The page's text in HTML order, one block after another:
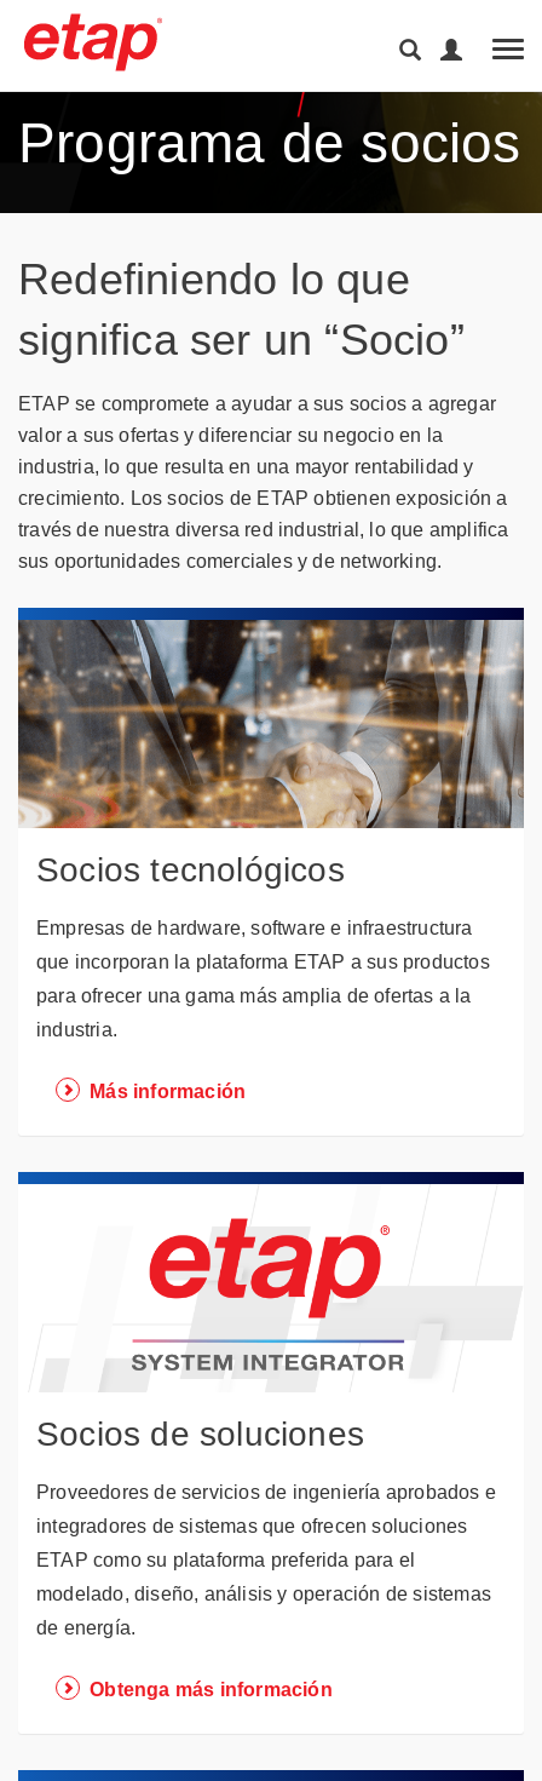
Programa de socios​
Redefiniendo lo que
significa ser un “Socio”
ETAP se compromete a ayudar a sus socios a agregar
valor a sus ofertas y diferenciar su negocio en la
industria, lo que resulta en una mayor rentabilidad y
crecimiento. Los socios de ETAP obtienen exposición a
través de nuestra diversa red industrial, lo que amplifica
sus oportunidades comerciales y de networking.
Socios tecnológicos
Empresas de hardware, software e infraestructura
que incorporan la plataforma ETAP a sus productos
para ofrecer una gama más amplia de ofertas a la
industria.
Más información
Socios de soluciones
Proveedores de servicios de ingeniería aprobados e
integradores de sistemas que ofrecen soluciones
ETAP como su plataforma preferida para el
modelado, diseño, análisis y operación de sistemas
de energía.
Obtenga más información